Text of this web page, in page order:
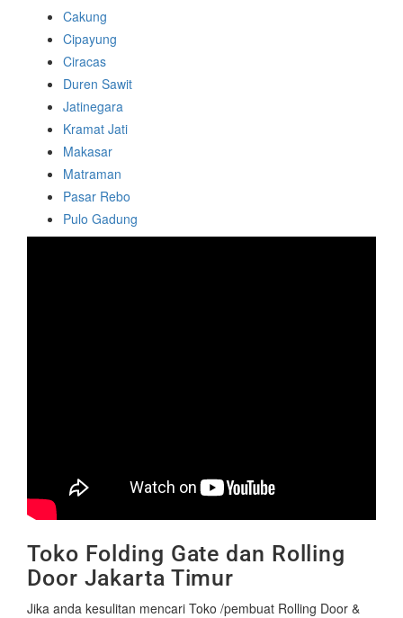
Cakung
Cipayung
Ciracas
Duren Sawit
Jatinegara
Kramat Jati
Makasar
Matraman
Pasar Rebo
Pulo Gadung
Toko Folding Gate dan Rolling
Door Jakarta Timur
Jika anda kesulitan mencari Toko /pembuat Rolling Door &